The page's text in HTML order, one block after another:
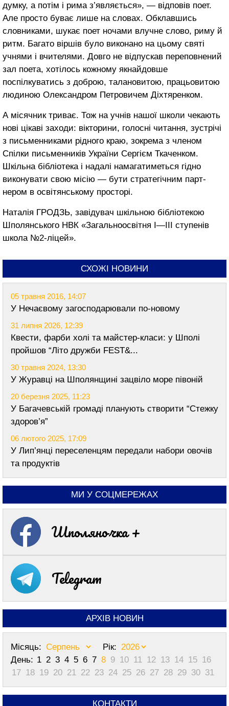
думку, а потім і рима з’являється», — відповів поет.
Але просто буває лише на словах. Обклавшись
словниками, шукає поет ночами влучне слово, риму й
ритм. Багато віршів було виконано на цьому святі
учнями і вчителями. Довго не відпускав переповнений
зал поета, хотілось кожному якнайдовше
поспілкуватись з доброю, талановитою, працьовитою
людиною Олександром Петровичем Діхтяренком.
А місячник триває. Тож на учнів нашої школи чекають
нові цікаві заходи: вікторини, голосні читання, зустрічі
з письменниками рідного краю, зокрема з членом
Спілки письменників України Сергієм Ткаченком.
Шкільна бібліотека і надалі намагатиметься гідно
виконувати свою місію — бути стратегічним парт-
нером в освітянському просторі.
Наталія ГРОДЗЬ, завідувач шкільною бібліотекою
Шполянського НВК «Загальноосвітня І—ІІІ ступенів
школа №2-ліцей».
СХОЖІ НОВИНИ
05 травня 2016, 14:07
У Нечаєвому загосподарювали по-новому
31 липня 2026, 12:39
Квести, фарби холі та майстер-класи: у Шполі
пройшов “Літо дружби FEST&...
30 травня 2024, 13:30
У Журавці на Шполянщині зацвіло море півоній
20 березня 2025, 11:23
У Багачевській громаді планують створити “Стежку
здоров’я”
06 лютого 2025, 17:09
У Лип’янці переселенцям передали набори овочів
та продуктів
МИ У СОЦМЕРЕЖАХ
Шполяночка +
Telegram
АРХІВ НОВИН
Місяць:
Рік:
День: 1 2 3 4 5 6 7 8 9 10 11 12 13 14 15 16
17 18 19 20 21 22 23 24 25 26 27 28 29 30 31
КОНТАКТИ